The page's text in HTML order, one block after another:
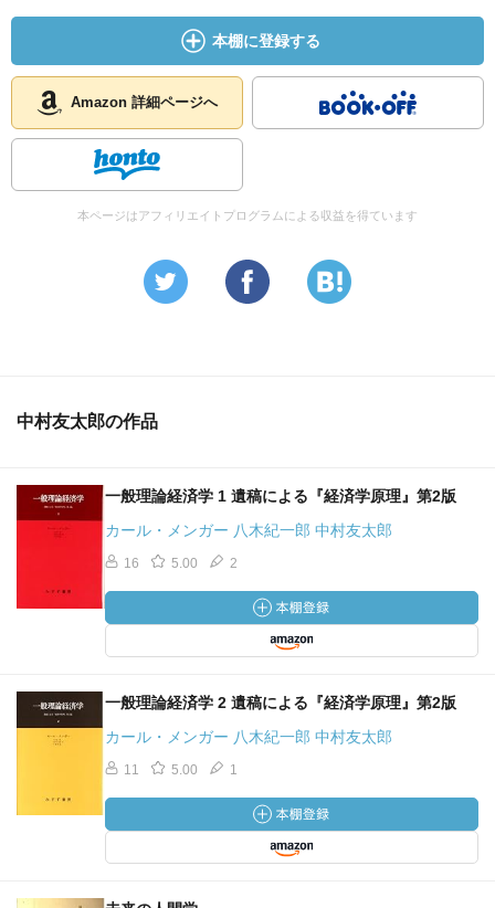
本棚に登録する
Amazon 詳細ページへ
本ページはアフィリエイトプログラムによる収益を得ています
中村友太郎の作品
一般理論経済学 1 遺稿による『経済学原理』第2版
カール・メンガー 八木紀一郎 中村友太郎
16 5.00 2
一般理論経済学 2 遺稿による『経済学原理』第2版
カール・メンガー 八木紀一郎 中村友太郎
11 5.00 1